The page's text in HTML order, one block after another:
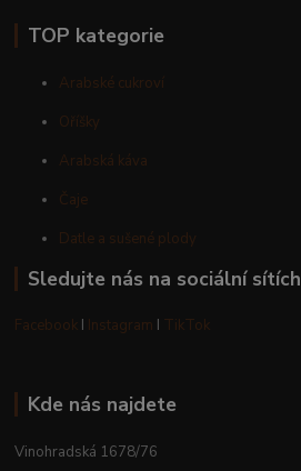
TOP kategorie
Arabské cukroví
Oříšky
Arabská káva
Čaje
Datle a sušené plody
Sledujte nás na sociální sítích
Facebook I Instagram I TikTok
Kde nás najdete
Vinohradská 1678/76